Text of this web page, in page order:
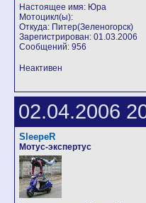
Настоящее имя: Юра
Мотоцикл(ы):
Откуда: Питер(Зеленогорск)
Зарегистрирован: 01.03.2006
Сообщений: 956
Неактивен
02.04.2006
SleepeR
Мотус-экспертус